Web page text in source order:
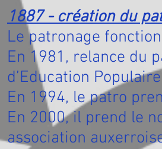
1887 - création du
Le patronage
En 1981, relance du
d’Education
En 1994, le patro
En 2000, il prend le
association